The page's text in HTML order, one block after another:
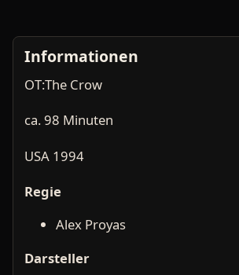
Informationen
OT:The Crow
ca. 98 Minuten
USA 1994
Regie
Alex Proyas
Darsteller